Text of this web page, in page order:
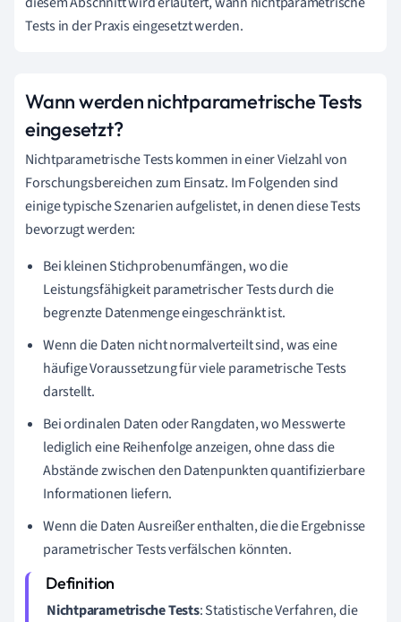
Tests in der Praxis eingesetzt werden.
Wann werden nichtparametrische Tests
eingesetzt?
Nichtparametrische Tests kommen in einer Vielzahl von
Forschungsbereichen zum Einsatz. Im Folgenden sind
einige typische Szenarien aufgelistet, in denen diese Tests
bevorzugt werden:
Bei kleinen Stichprobenumfängen, wo die
Leistungsfähigkeit parametrischer Tests durch die
begrenzte Datenmenge eingeschränkt ist.
Wenn die Daten nicht normalverteilt sind, was eine
häufige Voraussetzung für viele parametrische Tests
darstellt.
Bei ordinalen Daten oder Rangdaten, wo Messwerte
lediglich eine Reihenfolge anzeigen, ohne dass die
Abstände zwischen den Datenpunkten quantifizierbare
Informationen liefern.
Wenn die Daten Ausreißer enthalten, die die Ergebnisse
parametrischer Tests verfälschen könnten.
Nichtparametrische Tests: Statistische Verfahren, die